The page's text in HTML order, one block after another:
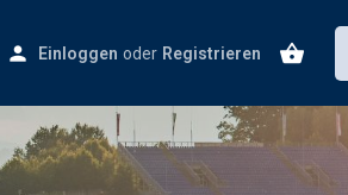
Einloggen oder Registrieren